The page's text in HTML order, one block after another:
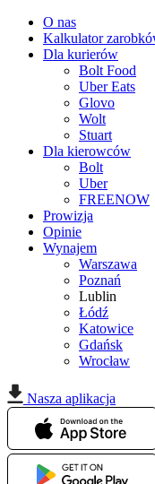
O nas
Kalkulator
Dla kurierów
Bolt Food
Uber Eats
Glovo
Wolt
Stuart
Dla kierowców
Bolt
Uber
FREENOW
Prowizja
Opinie
Wynajem
Warszawa
Poznań
Lublin
Łódź
Katowice
Gdańsk
Wrocław
Nasza aplikacja